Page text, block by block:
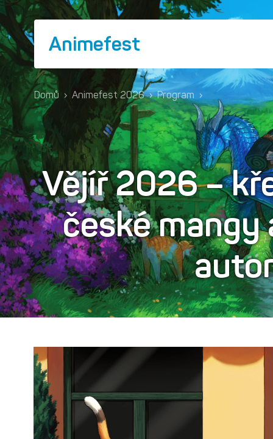
Animefest
Domů › Animefest 2026 › Program ›
Vějíř 2026 –
české mangy